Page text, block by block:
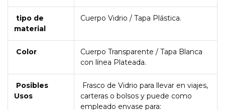
tipo de
material
Cuerpo Vidrio / Tapa Plástica.
Color
Cuerpo Transparente / Tapa Blanca
con línea Plateada.
Posibles
Usos
Frasco de Vidrio para llevar en viajes,
carteras o bolsos y puede como
empleado envase para: